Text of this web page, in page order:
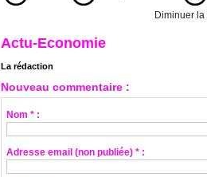
Diminuer la
Actu-Economie
La rédaction
Nouveau commentaire :
Nom * :
Adresse email (non publiée) * :